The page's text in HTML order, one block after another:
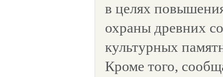
в целях
охраны древних
культурных
Кроме того,